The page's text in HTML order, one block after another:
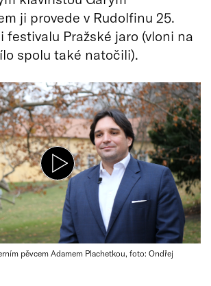
ji provede v Rudolfinu 25.
festivalu Pražské jaro (vloni na
spolu také natočili).
pěvcem Adamem Plachetkou, foto: Ondřej